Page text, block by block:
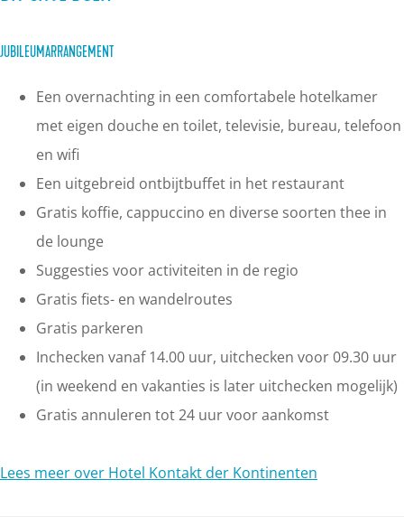
JUBILEUMARRANGEMENT
Een overnachting in een comfortabele hotelkamer
met eigen douche en toilet, televisie, bureau, telefoon
en wifi
Een uitgebreid ontbijtbuffet in het restaurant
Gratis koffie, cappuccino en diverse soorten thee in
de lounge
Suggesties voor activiteiten in de regio
Gratis fiets- en wandelroutes
Gratis parkeren
Inchecken vanaf 14.00 uur, uitchecken voor 09.30 uur
(in weekend en vakanties is later uitchecken mogelijk)
Gratis annuleren tot 24 uur voor aankomst
Lees meer over Hotel Kontakt der Kontinenten